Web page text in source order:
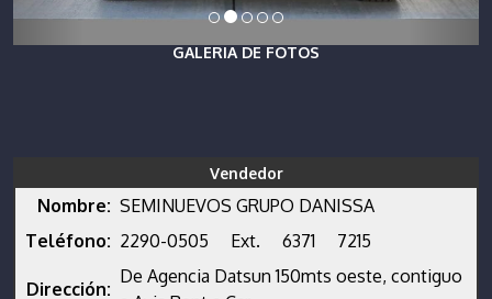
GALERIA DE FOTOS
Vendedor
Nombre: SEMINUEVOS GRUPO DANISSA
Teléfono: 2290-0505 Ext. 6371 7215
Dirección:
De Agencia Datsun 150mts oeste, contiguo